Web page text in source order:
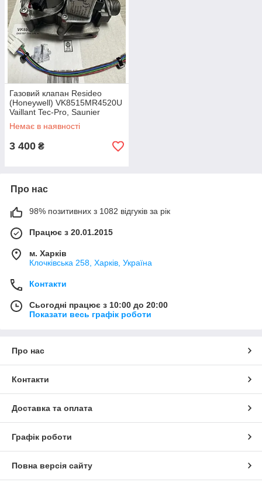
Газовий клапан Resideo
(Honeywell) VK8515MR4520U
Vaillant Tec-Pro, Saunier
Duval, Protherm S1071400
Немає в наявності
3 400 ₴
Про нас
98% позитивних з 1082 відгуків за рік
Працює з 20.01.2015
м. Харків
Клочкiвська 258, Харків, Україна
Контакти
Сьогодні працює з 10:00 до 20:00
Показати весь графік роботи
Про нас
Контакти
Доставка та оплата
Графік роботи
Повна версія сайту